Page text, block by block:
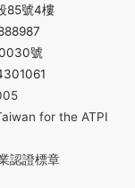
85號4樓
號
for the ATPI
認證標章